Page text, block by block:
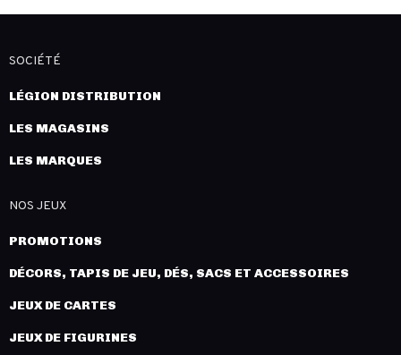
SOCIÉTÉ
LÉGION DISTRIBUTION
LES MAGASINS
LES MARQUES
NOS JEUX
PROMOTIONS
DÉCORS, TAPIS DE JEU, DÉS, SACS ET ACCESSOIRES
JEUX DE CARTES
JEUX DE FIGURINES